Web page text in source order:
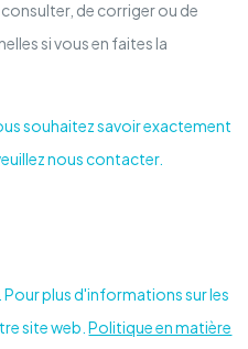
de corriger ou de
si vous en faites la
souhaitez savoir exactement
nous contacter.
plus d'informations sur les
site web.Politique en matière